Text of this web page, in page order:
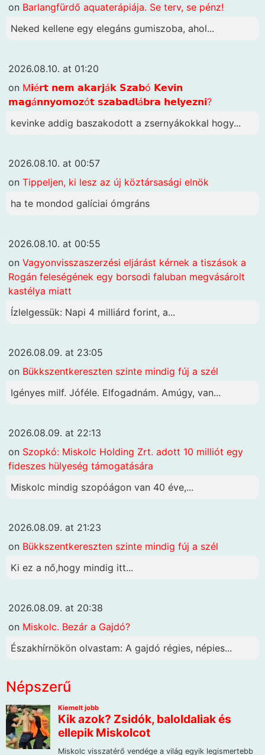
on Barlangfürdő aquaterápiája. Se terv, se pénz!
Neked kellene egy elegáns gumiszoba, ahol...
2026.08.10. at 01:20
on M𝗶é𝗿𝘁 𝗻𝗲𝗺 𝗮𝗸𝗮𝗿𝗷á𝗸 𝗦𝘇𝗮𝗯ó 𝗞𝗲𝘃𝗶𝗻
𝗺𝗮𝗴á𝗻𝗻𝘆𝗼𝗺𝗼𝘇ó𝘁 𝘀𝘇𝗮𝗯𝗮𝗱𝗹á𝗯𝗿𝗮 𝗵𝗲𝗹𝘆𝗲𝘇𝗻𝗶?
kevinke addig baszakodott a zsernyákokkal hogy...
2026.08.10. at 00:57
on Tippeljen, ki lesz az új köztársasági elnök
ha te mondod galíciai ómgráns
2026.08.10. at 00:55
on Vagyonvisszaszerzési eljárást kérnek a tiszások a
Rogán feleségének egy borsodi faluban megvásárolt
kastélya miatt
Ízlelgessük: Napi 4 milliárd forint, a...
2026.08.09. at 23:05
on Bükkszentkereszten szinte mindig fúj a szél
Igényes milf. Jóféle. Elfogadnám. Amúgy, van...
2026.08.09. at 22:13
on Szopkó: Miskolc Holding Zrt. adott 10 milliót egy
fideszes hülyeség támogatására
Miskolc mindig szopóágon van 40 éve,...
2026.08.09. at 21:23
on Bükkszentkereszten szinte mindig fúj a szél
Ki ez a nő,hogy mindig itt...
2026.08.09. at 20:38
on Miskolc. Bezár a Gajdó?
Északhírnökön olvastam: A gajdó régies, népies...
Népszerű